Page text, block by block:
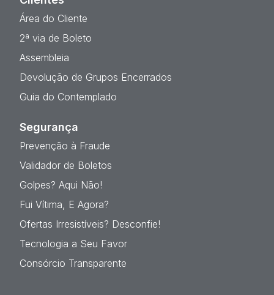
Área do Cliente
2ª via de Boleto
Assembleia
Devolução de Grupos Encerrados
Guia do Contemplado
Segurança
Prevenção à Fraude
Validador de Boletos
Golpes? Aqui Não!
Fui Vítima, E Agora?
Ofertas Irresistíveis? Desconfie!
Tecnologia a Seu Favor
Consórcio Transparente